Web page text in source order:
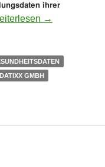
ihrer
konnten zusammen
→
GMBH